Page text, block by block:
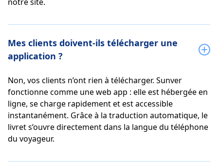
Mes clients doivent-ils télécharger une
application ?
Non, vos clients n’ont rien à télécharger. Sunver
fonctionne comme une web app : elle est hébergée en
ligne, se charge rapidement et est accessible
instantanément. Grâce à la traduction automatique, le
livret s’ouvre directement dans la langue du téléphone
du voyageur.